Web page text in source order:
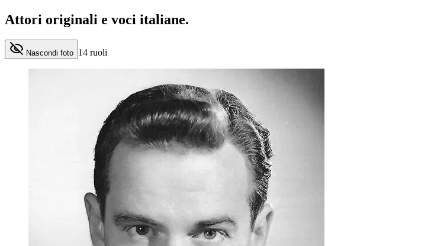
Attori originali e voci italiane.
Nascondi foto 14 ruoli